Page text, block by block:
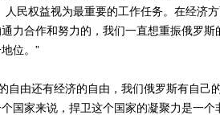
民权益视为最重要的工作任务。在经济
力合作和努力的，我们一直想重振俄罗斯
位。”
由还有经济的自由，我们俄罗斯有自己的
国家来说，捍卫这个国家的凝聚力是一个